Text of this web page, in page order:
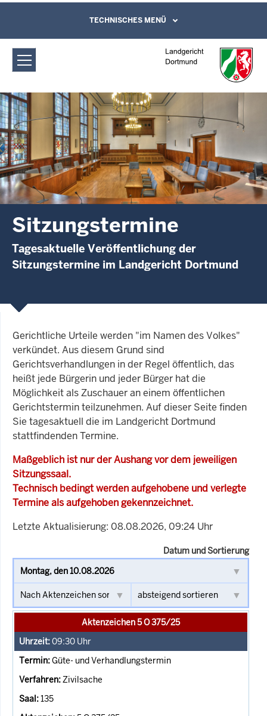
Landgericht Dortmund:
Sitzungstermine
Direkt zum Inhalt
Leichte Sprache, Gebärdensprachenvideo
und Kontaktformular
TECHNISCHES MENÜ
Sitzungstermine
Tagesaktuelle Veröffentlichung der
Sitzungstermine im Landgericht Dortmund
Gerichtliche Urteile werden "im Namen des Volkes"
verkündet. Aus diesem Grund sind
Gerichtsverhandlungen in der Regel öffentlich, das
heißt jede Bürgerin und jeder Bürger hat die
Möglichkeit als Zuschauer an einem öffentlichen
Gerichtstermin teilzunehmen. Auf dieser Seite finden
Sie tagesaktuell die im Landgericht Dortmund
stattfindenden Termine.
Maßgeblich ist nur der Aushang vor dem jeweiligen
Sitzungssaal.
Technisch bedingt werden aufgehobene und verlegte
Termine als aufgehoben gekennzeichnet.
Letzte Aktualisierung: 08.08.2026, 09:24 Uhr
Datum und Sortierung
Aktenzeichen 5 O 375/25
09:30 Uhr
Güte- und Verhandlungstermin
Zivilsache
135